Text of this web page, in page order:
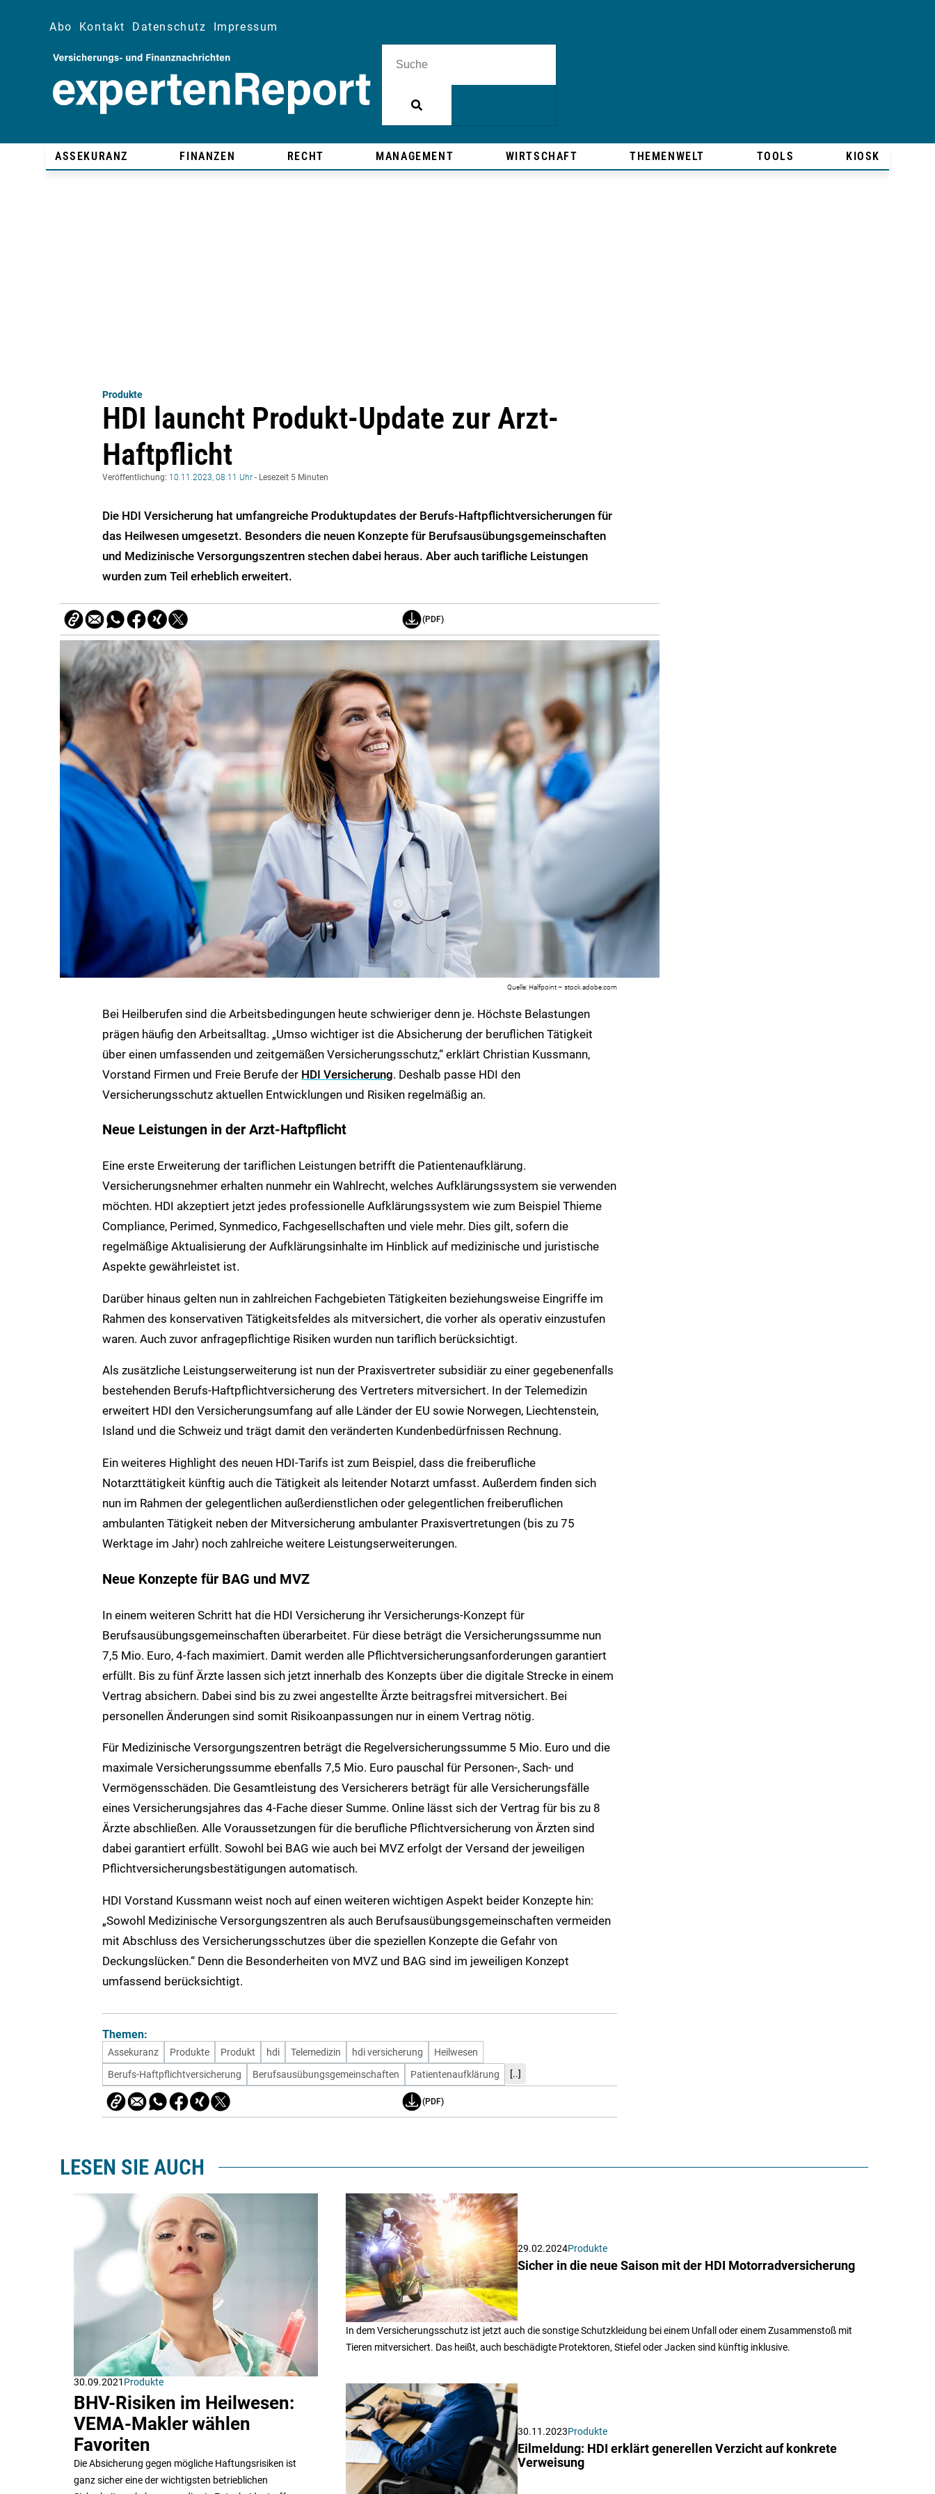
Abo Kontakt Datenschutz Impressum
ASSEKURANZ FINANZEN RECHT MANAGEMENT WIRTSCHAFT THEMENWELT TOOLS KIOSK
Produkte
HDI launcht Produkt-Update zur Arzt-
Haftpflicht
Veröffentlichung: 10.11.2023, 08:11 Uhr - Lesezeit 5 Minuten
Die HDI Versicherung hat umfangreiche Produktupdates der Berufs-Haftpflichtversicherungen für
das Heilwesen umgesetzt. Besonders die neuen Konzepte für Berufsausübungsgemeinschaften
und Medizinische Versorgungszentren stechen dabei heraus. Aber auch tarifliche Leistungen
wurden zum Teil erheblich erweitert.
(PDF)
Halfpoint – stock.adobe.com
Bei Heilberufen sind die Arbeitsbedingungen heute schwieriger denn je. Höchste Belastungen
prägen häufig den Arbeitsalltag. „Umso wichtiger ist die Absicherung der beruflichen Tätigkeit
über einen umfassenden und zeitgemäßen Versicherungsschutz,“ erklärt Christian Kussmann,
Vorstand Firmen und Freie Berufe der HDI Versicherung. Deshalb passe HDI den
Versicherungsschutz aktuellen Entwicklungen und Risiken regelmäßig an.
Neue Leistungen in der Arzt-Haftpflicht
Eine erste Erweiterung der tariflichen Leistungen betrifft die Patientenaufklärung.
Versicherungsnehmer erhalten nunmehr ein Wahlrecht, welches Aufklärungssystem sie verwenden
möchten. HDI akzeptiert jetzt jedes professionelle Aufklärungssystem wie zum Beispiel Thieme
Compliance, Perimed, Synmedico, Fachgesellschaften und viele mehr. Dies gilt, sofern die
regelmäßige Aktualisierung der Aufklärungsinhalte im Hinblick auf medizinische und juristische
Aspekte gewährleistet ist.
Darüber hinaus gelten nun in zahlreichen Fachgebieten Tätigkeiten beziehungsweise Eingriffe im
Rahmen des konservativen Tätigkeitsfeldes als mitversichert, die vorher als operativ einzustufen
waren. Auch zuvor anfragepflichtige Risiken wurden nun tariflich berücksichtigt.
Als zusätzliche Leistungserweiterung ist nun der Praxisvertreter subsidiär zu einer gegebenenfalls
bestehenden Berufs-Haftpflichtversicherung des Vertreters mitversichert. In der Telemedizin
erweitert HDI den Versicherungsumfang auf alle Länder der EU sowie Norwegen, Liechtenstein,
Island und die Schweiz und trägt damit den veränderten Kundenbedürfnissen Rechnung.
Ein weiteres Highlight des neuen HDI-Tarifs ist zum Beispiel, dass die freiberufliche
Notarzttätigkeit künftig auch die Tätigkeit als leitender Notarzt umfasst. Außerdem finden sich
nun im Rahmen der gelegentlichen außerdienstlichen oder gelegentlichen freiberuflichen
ambulanten Tätigkeit neben der Mitversicherung ambulanter Praxisvertretungen (bis zu 75
Werktage im Jahr) noch zahlreiche weitere Leistungserweiterungen.
Neue Konzepte für BAG und MVZ
In einem weiteren Schritt hat die HDI Versicherung ihr Versicherungs-Konzept für
Berufsausübungsgemeinschaften überarbeitet. Für diese beträgt die Versicherungssumme nun
7,5 Mio. Euro, 4-fach maximiert. Damit werden alle Pflichtversicherungsanforderungen garantiert
erfüllt. Bis zu fünf Ärzte lassen sich jetzt innerhalb des Konzepts über die digitale Strecke in einem
Vertrag absichern. Dabei sind bis zu zwei angestellte Ärzte beitragsfrei mitversichert. Bei
personellen Änderungen sind somit Risikoanpassungen nur in einem Vertrag nötig.
Für Medizinische Versorgungszentren beträgt die Regelversicherungssumme 5 Mio. Euro und die
maximale Versicherungssumme ebenfalls 7,5 Mio. Euro pauschal für Personen-, Sach- und
Vermögensschäden. Die Gesamtleistung des Versicherers beträgt für alle Versicherungsfälle
eines Versicherungsjahres das 4-Fache dieser Summe. Online lässt sich der Vertrag für bis zu 8
Ärzte abschließen. Alle Voraussetzungen für die berufliche Pflichtversicherung von Ärzten sind
dabei garantiert erfüllt. Sowohl bei BAG wie auch bei MVZ erfolgt der Versand der jeweiligen
Pflichtversicherungsbestätigungen automatisch.
HDI Vorstand Kussmann weist noch auf einen weiteren wichtigen Aspekt beider Konzepte hin:
„Sowohl Medizinische Versorgungszentren als auch Berufsausübungsgemeinschaften vermeiden
mit Abschluss des Versicherungsschutzes über die speziellen Konzepte die Gefahr von
Deckungslücken.“ Denn die Besonderheiten von MVZ und BAG sind im jeweiligen Konzept
umfassend berücksichtigt.
Themen:
Assekuranz Produkte Produkt hdi Telemedizin hdi versicherung
Heilwesen
Berufs-Haftpflichtversicherung
Berufsausübungsgemeinschaften Patientenaufklärung [..]
(PDF)
LESEN SIE AUCH
30.09.2021 Produkte
BHV-Risiken im Heilwesen:
VEMA-Makler wählen
Favoriten
Die Absicherung gegen mögliche Haftungsrisiken ist
ganz sicher eine der wichtigsten betrieblichen
29.02.2024Produkte
Sicher in die neue Saison mit der HDI Motorradversicherung
In dem Versicherungsschutz ist jetzt auch die sonstige Schutzkleidung bei einem Unfall oder einem Zusammenstoß mit
Tieren mitversichert. Das heißt, auch beschädigte Protektoren, Stiefel oder Jacken sind künftig inklusive.
30.11.2023Produkte
Eilmeldung: HDI erklärt generellen Verzicht auf konkrete
Verweisung